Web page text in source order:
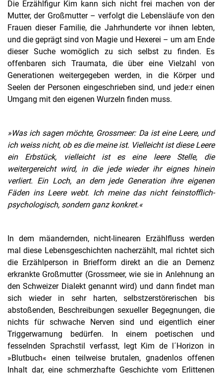
Die Erzählfigur Kim kann sich nicht frei machen von der
Mutter, der Großmutter – verfolgt die Lebensläufe von den
Frauen dieser Familie, die Jahrhunderte vor ihnen lebten,
und die geprägt sind von Magie und Hexerei – um am Ende
dieser Suche womöglich zu sich selbst zu finden. Es
offenbaren sich Traumata, die über eine Vielzahl von
Generationen weitergegeben werden, in die Körper und
Seelen der Personen eingeschrieben sind, und jede:r einen
Umgang mit den eigenen Wurzeln finden muss.
»Was ich sagen möchte, Grossmeer: Da ist eine Leere, und
ich weiss nicht, ob es die meine ist. Vielleicht ist diese Leere
ein Erbstück, vielleicht ist es eine leere Stelle, die
weitergereicht wird, in die jede wieder ihr eignes hinein
verliert. Ein Loch, an dem jede Generation ihre eigenen
Fäden ins Leere webt. Ich meine das nicht feinstofflich-
psychologisch, sondern ganz konkret.«
In dem mäandernden, nicht-linearen Erzählfluss werden
mal diese Lebensgeschichten nacherzählt, mal richtet sich
die Erzählperson in Briefform direkt an die an Demenz
erkrankte Großmutter (Grossmeer, wie sie in Anlehnung an
den Schweizer Dialekt genannt wird) und dann findet man
sich wieder in sehr harten, selbstzerstörerischen bis
abstoßenden, Beschreibungen sexueller Begegnungen, die
nichts für schwache Nerven sind und eigentlich einer
Triggerwarnung bedürfen. In einem poetischen und
fesselnden Sprachstil verfasst, legt Kim de l´Horizon in
»Blutbuch« einen teilweise brutalen, gnadenlos offenen
Inhalt dar, eine schmerzhafte Geschichte vom Erlittenen